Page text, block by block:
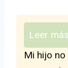
Leer más
Mi hijo no